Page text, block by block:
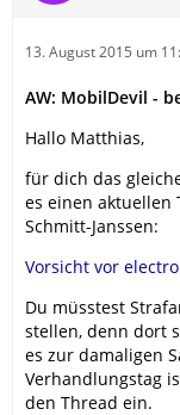
13. August 2015 um
AW: MobilDevil -
Hallo Matthias,
für dich das
es einen aktuellen
Schmitt-Janssen:
Vorsicht vor
Du müsstest
stellen, denn dort
es zur damaligen
Verhandlungstag
den Thread ein.